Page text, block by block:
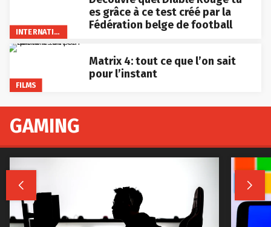
INTERNATIONAL
es grâce à ce test créé par la
Fédération belge de football
FILMS
Matrix 4: tout ce que l’on sait
pour l’instant
GAMING
 